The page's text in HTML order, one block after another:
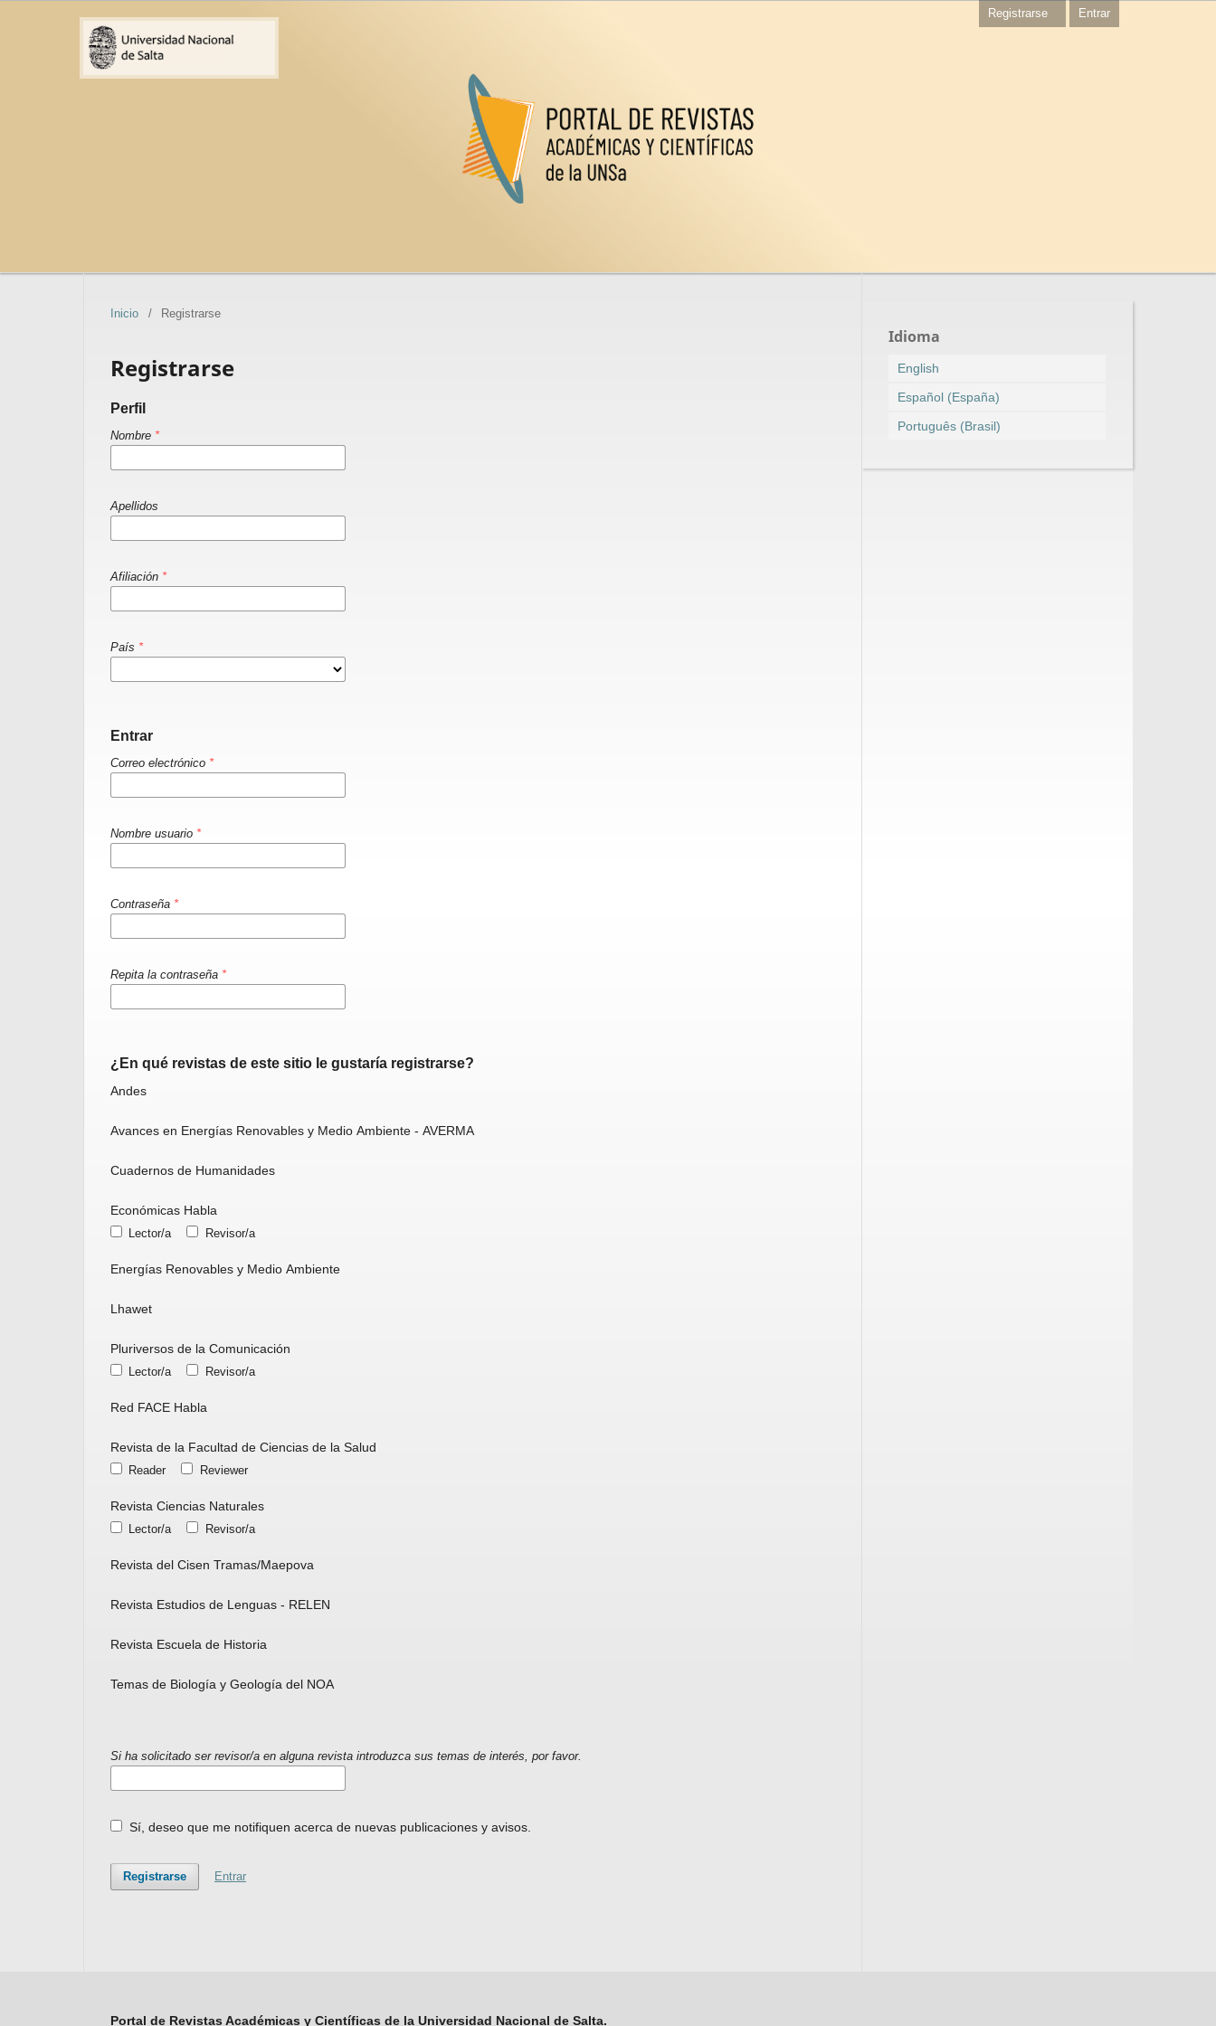
Registrarse Entrar
Inicio / Registrarse
Registrarse
Perfil
Nombre *
Apellidos
Afiliación *
País *
Entrar
Correo electrónico *
Nombre usuario *
Contraseña *
Repita la contraseña *
¿En qué revistas de este sitio le gustaría registrarse?
Andes
Avances en Energías Renovables y Medio Ambiente - AVERMA
Cuadernos de Humanidades
Económicas Habla
Lector/a Revisor/a
Energías Renovables y Medio Ambiente
Lhawet
Pluriversos de la Comunicación
Lector/a Revisor/a
Red FACE Habla
Revista de la Facultad de Ciencias de la Salud
Reader Reviewer
Revista Ciencias Naturales
Lector/a Revisor/a
Revista del Cisen Tramas/Maepova
Revista Estudios de Lenguas - RELEN
Revista Escuela de Historia
Temas de Biología y Geología del NOA
Si ha solicitado ser revisor/a en alguna revista introduzca sus temas de interés, por favor.
Sí, deseo que me notifiquen acerca de nuevas publicaciones y avisos.
Registrarse Entrar
Idioma
English
Español (España)
Português (Brasil)
Portal de Revistas Académicas y Científicas de la Universidad Nacional de Salta.